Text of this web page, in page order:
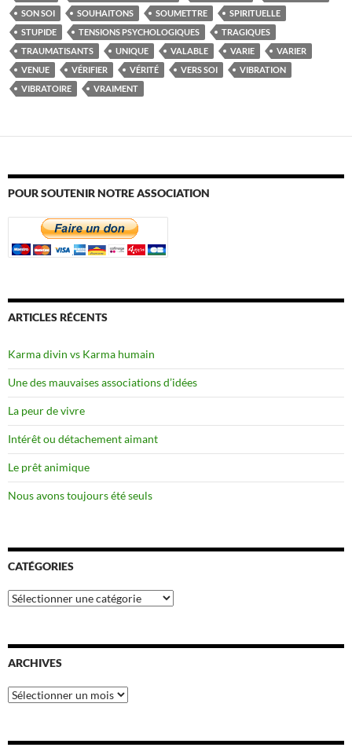
SON SOI
SOUHAITONS SOUMETTRE
SPIRITUELLE
STUPIDE
TENSIONS PSYCHOLOGIQUES
TRAGIQUES
TRAUMATISANTS
UNIQUE VALABLE VARIE
VARIER
VENUE
VÉRIFIER VÉRITÉ VERS SOI
VIBRATION
VIBRATOIRE
VRAIMENT
POUR SOUTENIR NOTRE ASSOCIATION
ARTICLES RÉCENTS
Karma divin vs Karma humain
Une des mauvaises associations d’idées
La peur de vivre
Intérêt ou détachement aimant
Le prêt animique
Nous avons toujours été seuls
CATÉGORIES
Catégories
ARCHIVES
Archives